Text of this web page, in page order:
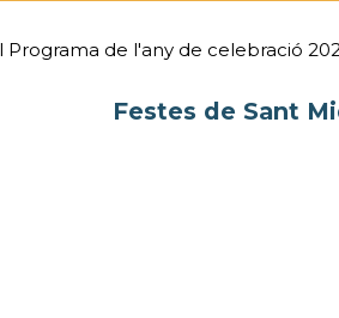
Programa de l'any de celebració
Festes de Sant